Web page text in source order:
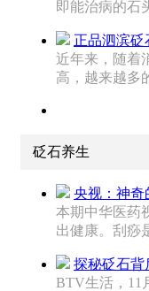
即能治病的石
正品泗滨砭
近年来，随着
高，越来越多
砭石养生
央视：神奇
本期中华医药
出健康。刮痧
探秘砭石背
BTV生活，11